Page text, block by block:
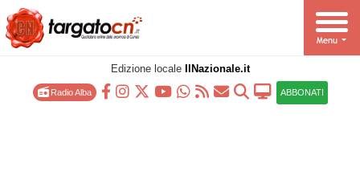
Edizione locale IlNazionale.it
Radio Alba ABBONATI